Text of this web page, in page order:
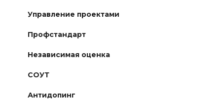
Управление проектами
Профстандарт
Независимая оценка
СОУТ
Антидопинг